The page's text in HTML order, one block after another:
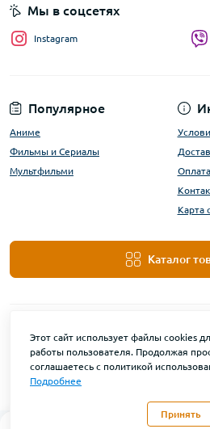
Популярное
Аниме
Фильмы и Сериалы
Мультфильми
Оплата
Карта
Каталог
Мы в соцсетях
Instagram
Этот сайт использует файлы cookies
работы пользователя. Продолжая
соглашаетесь с политикой
Подробнее
Принять